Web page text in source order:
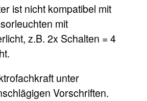
ist nicht kompatibel mit
mit
z.B. 2x Schalten = 4
unter
Vorschriften.